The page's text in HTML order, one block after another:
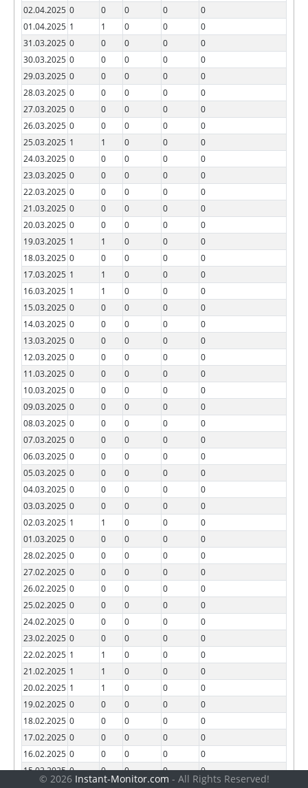
02.04.2025 0 0 0 0
0
01.04.2025 1 1 0 0
0
31.03.2025 0 0 0 0
0
30.03.2025 0 0 0 0
0
29.03.2025 0 0 0 0
0
28.03.2025 0 0 0 0
0
27.03.2025 0 0 0 0
0
26.03.2025 0 0 0 0
0
25.03.2025 1 1 0 0
0
24.03.2025 0 0 0 0
0
23.03.2025 0 0 0 0
0
22.03.2025 0 0 0 0
0
21.03.2025 0 0 0 0
0
20.03.2025 0 0 0 0
0
19.03.2025 1 1 0 0
0
18.03.2025 0 0 0 0
0
17.03.2025 1 1 0 0
0
16.03.2025 1 1 0 0
0
15.03.2025 0 0 0 0
0
14.03.2025 0 0 0 0
0
13.03.2025 0 0 0 0
0
12.03.2025 0 0 0 0
0
11.03.2025 0 0 0 0
0
10.03.2025 0 0 0 0
0
09.03.2025 0 0 0 0
0
08.03.2025 0 0 0 0
0
07.03.2025 0 0 0 0
0
06.03.2025 0 0 0 0
0
05.03.2025 0 0 0 0
0
04.03.2025 0 0 0 0
0
03.03.2025 0 0 0 0
0
02.03.2025 1 1 0 0
0
01.03.2025 0 0 0 0
0
28.02.2025 0 0 0 0
0
27.02.2025 0 0 0 0
0
26.02.2025 0 0 0 0
0
25.02.2025 0 0 0 0
0
24.02.2025 0 0 0 0
0
23.02.2025 0 0 0 0
0
22.02.2025 1 1 0 0
0
21.02.2025 1 1 0 0
0
20.02.2025 1 1 0 0
0
19.02.2025 0 0 0 0
0
18.02.2025 0 0 0 0
0
17.02.2025 0 0 0 0
0
16.02.2025 0 0 0 0
0
15.02.2025 0 0 0 0
0
© 2026 Instant-Monitor.com - All Rights Reserved!